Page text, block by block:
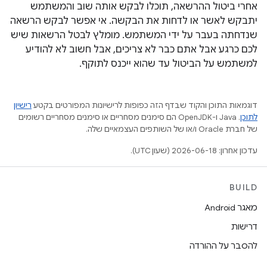
אחרי ביטול ההרשאה, תוכלו לבקש אותה שוב והמשתמש
יתבקש לאשר או לדחות את הבקשה. אי אפשר לבקש הרשאה
שנדחתה בעבר על ידי המשתמש. מומלץ לבטל הרשאות שיש
לכם כרגע אבל אתם כבר לא צריכים, אבל חשוב לא להודיע
למשתמש על הביטול עד שהוא ייכנס לתוקף.
דוגמאות התוכן והקוד שבדף הזה כפופות לרישיונות המפורטים בקטע רישיון
לתוכן
.‏ Java ו-OpenJDK הם סימנים מסחריים או סימנים מסחריים רשומים
של חברת Oracle ו/או של השותפים העצמאיים שלה.
עדכון אחרון: 2026-06-18 (שעון UTC).
BUILD
מאגר Android
דרישות
להסבר על ההורדה